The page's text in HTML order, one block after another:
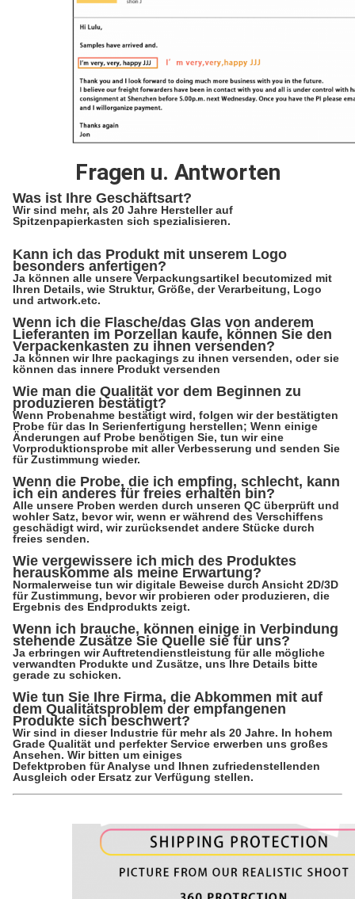
Fragen u. Antworten
Was ist Ihre Geschäftsart?
Wir sind mehr, als 20 Jahre Hersteller auf
Spitzenpapierkasten sich spezialisieren.
Kann ich das Produkt mit unserem Logo
besonders anfertigen?
Ja können alle unsere Verpackungsartikel becutomized mit
Ihren Details, wie Struktur, Größe, der Verarbeitung, Logo
und artwork.etc.
Wenn ich die Flasche/das Glas von anderem
Lieferanten im Porzellan kaufe, können Sie den
Verpackenkasten zu ihnen versenden?
Ja können wir Ihre packagings zu ihnen versenden, oder sie
können das innere Produkt versenden
Wie man die Qualität vor dem Beginnen zu
produzieren bestätigt?
Wenn Probenahme bestätigt wird, folgen wir der bestätigten
Probe für das In Serienfertigung herstellen; Wenn einige
Änderungen auf Probe benötigen Sie, tun wir eine
Vorproduktionsprobe mit aller Verbesserung und senden Sie
für Zustimmung wieder.
Wenn die Probe, die ich empfing, schlecht, kann
ich ein anderes für freies erhalten bin?
Alle unsere Proben werden durch unseren QC überprüft und
wohler Satz, bevor wir, wenn er während des Verschiffens
geschädigt wird, wir zurücksendet andere Stücke durch
freies senden.
Wie vergewissere ich mich des Produktes
herauskomme als meine Erwartung?
Normalerweise tun wir digitale Beweise durch Ansicht 2D/3D
für Zustimmung, bevor wir probieren oder produzieren, die
Ergebnis des Endprodukts zeigt.
Wenn ich brauche, können einige in Verbindung
stehende Zusätze Sie Quelle sie für uns?
Ja erbringen wir Auftretendienstleistung für alle mögliche
verwandten Produkte und Zusätze, uns Ihre Details bitte
gerade zu schicken.
Wie tun Sie Ihre Firma, die Abkommen mit auf
dem Qualitätsproblem der empfangenen
Produkte sich beschwert?
Wir sind in dieser Industrie für mehr als 20 Jahre. In hohem
Grade Qualität und perfekter Service erwerben uns großes
Ansehen. Wir bitten um einiges
Defektproben für Analyse und Ihnen zufriedenstellenden
Ausgleich oder Ersatz zur Verfügung stellen.